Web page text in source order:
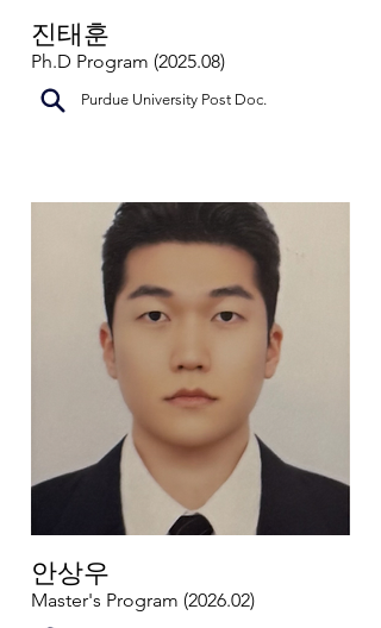
진태훈
Ph.D Program (2025.08)
Purdue University Post Doc.
안상우
Master's Program (2026.02)